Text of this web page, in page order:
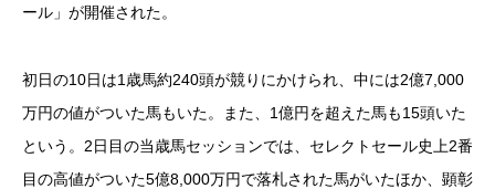
ール」が開催された。
初日の10日は1歳馬約240頭が競りにかけられ、中には2億7,000
万円の値がついた馬もいた。また、1億円を超えた馬も15頭いた
という。2日目の当歳馬セッションでは、セレクトセール史上2番
目の高値がついた5億8,000万円で落札された馬がいたほか、顕彰